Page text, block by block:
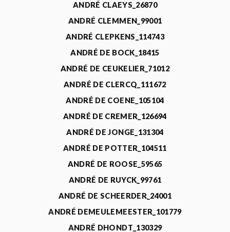
ANDRÉ CLAEYS_26870
ANDRÉ CLEMMEN_99001
ANDRÉ CLEPKENS_114743
ANDRÉ DE BOCK_18415
ANDRÉ DE CEUKELIER_71012
ANDRÉ DE CLERCQ_111672
ANDRÉ DE COENE_105104
ANDRÉ DE CREMER_126694
ANDRÉ DE JONGE_131304
ANDRÉ DE POTTER_104511
ANDRÉ DE ROOSE_59565
ANDRÉ DE RUYCK_99761
ANDRÉ DE SCHEERDER_24001
ANDRÉ DEMEULEMEESTER_101779
ANDRÉ DHONDT_130329